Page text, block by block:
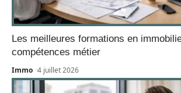
Les meilleures formations en
compétences métier
Immo 4 juillet 2026